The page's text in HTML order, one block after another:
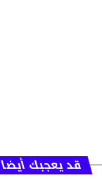
قد يعجبك أيضا